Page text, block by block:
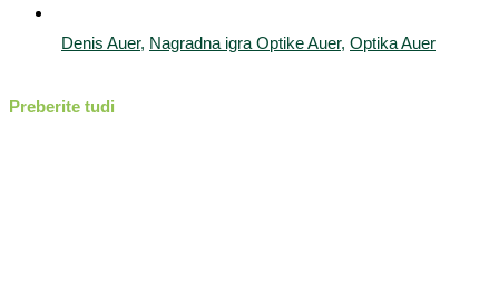
Denis Auer, Nagradna igra Optike Auer, Optika Auer
Preberite tudi